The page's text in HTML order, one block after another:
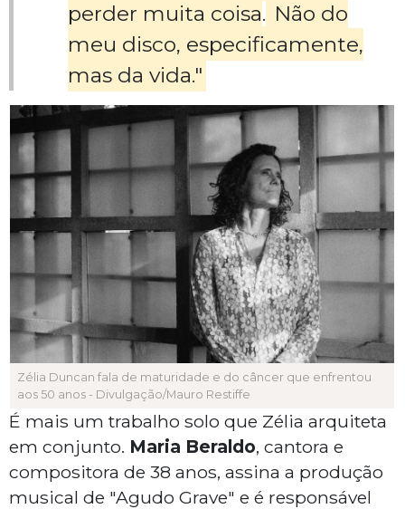
perder muita coisa. Não do
meu disco, especificamente,
mas da vida."
Zélia Duncan fala de maturidade e do câncer que enfrentou
aos 50 anos - Divulgação/Mauro Restiffe
É mais um trabalho solo que Zélia arquiteta
em conjunto. Maria Beraldo, cantora e
compositora de 38 anos, assina a produção
musical de "Agudo Grave" e é responsável